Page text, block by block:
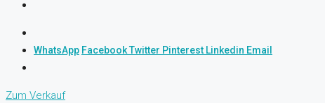
WhatsApp FacebookTwitter Pinterest Linkedin Email
Zum Verkauf